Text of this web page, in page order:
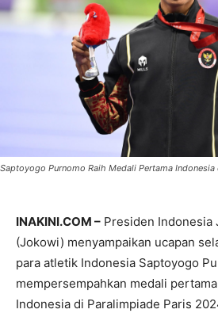
Saptoyogo Purnomo Raih Medali Pertama
INAKINI.COM – Presiden Indonesia
(Jokowi) menyampaikan ucapan
para atletik Indonesia Saptoyogo
mempersempahkan medali
Indonesia di Paralimpiade Paris